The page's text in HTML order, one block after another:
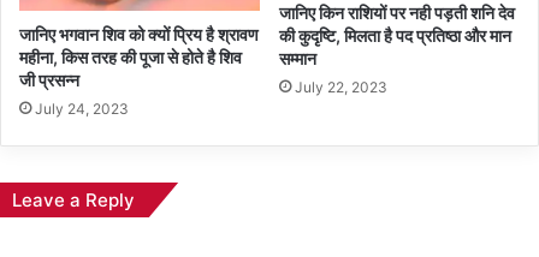
जानिए भगवान शिव को क्यों प्रिय है श्रावण
महीना, किस तरह की पूजा से होते है शिव
जी प्रसन्न
July 24, 2023
जानिए किन राशियों पर नही पड़ती शनि देव
की कुदृष्टि, मिलता है पद प्रतिष्ठा और मान
सम्मान
July 22, 2023
Leave a Reply